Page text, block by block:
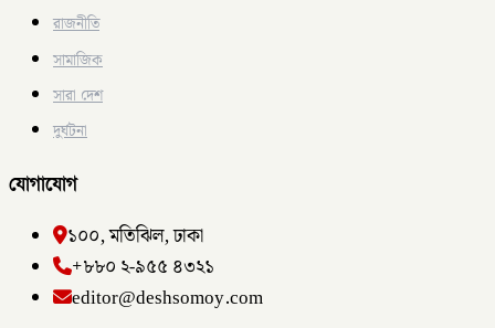
রাজনীতি
সামাজিক
সারা দেশ
দুর্ঘটনা
যোগাযোগ
১০০, মতিঝিল, ঢাকা
+৮৮০ ২-৯৫৫ ৪৩২১
editor@deshsomoy.com